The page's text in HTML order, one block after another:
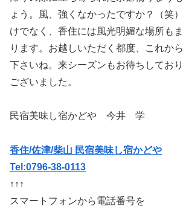
ょう。風、強くなかったですか？（笑
けでなく、香住には風光明媚な場所も
ります。お越しいただく都度、これか
下さいね。来シーズンもお待ちしてお
ございました。
民宿美味し宿かどや 今井 学
香住/佐津/柴山 民宿美味し宿かどや
Tel:0796-38-0113
↑↑↑
スマートフォンから電話番号を